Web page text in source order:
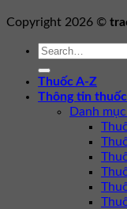
Copyright 2026 ©
Thuốc A-Z
Thông tin thuốc
Danh mục